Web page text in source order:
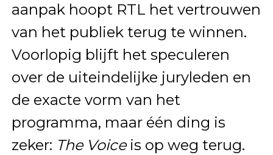
aanpak hoopt RTL het vertrouwen
van het publiek terug te winnen.
Voorlopig blijft het speculeren
over de uiteindelijke juryleden en
de exacte vorm van het
programma, maar één ding is
zeker: The Voiceis op weg terug.